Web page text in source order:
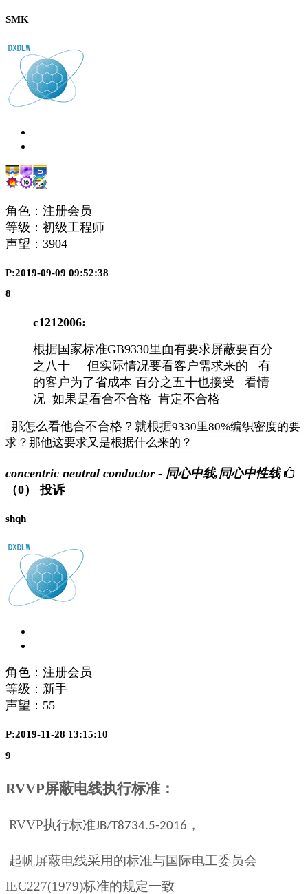
SMK
角色：注册会员
等级：初级工程师
声望： 3904
P:2019-09-09 09:52:38
8
c1212006:
根据国家标准GB9330里面有要求屏蔽要百分
之八十 但实际情况要看客户需求来的 有
的客户为了省成本 百分之五十也接受 看情
况 如果是看合不合格 肯定不合格
那怎么看他合不合格？就根据9330里80%编织密度的要
求？那他这要求又是根据什么来的？
concentric neutral conductor - 同心中线,同心中性线
（0）
投诉
shqh
角色：注册会员
等级：新手
声望： 55
P:2019-11-28 13:15:10
9
RVVP屏蔽电线执行标准 ：
RVVP执行标准JB/T8734.5-2016 ，
起帆屏蔽电线采用的标准与国际电工委员会
IEC227(1979)标准的规定一致